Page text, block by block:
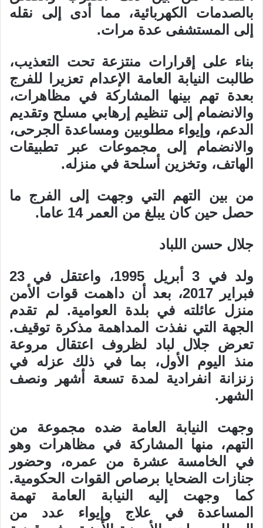
بالصدمات الكهربائية، مما أدى إلى نقله
إلى المستشفى عدة مرات.
بناء على إقرارات منتزعة تحت التعذيب،
طالبت النيابة العامة الإعدام تعزيرا للفرج
بعدة تهم بينها المشاركة في مظاهرات،
والانضمام إلى تنظيم إرهابي مسلح وتقديم
الدعم، وإيواء مطلوبين ومساعدة الجرحى،
والانضمام إلى مجموعات عبر تطبيقات
الهاتف، وتخزين أسلحة في منزله.
من بين التهم التي وجهت إلى الفرج ما
حصل حين كان يبلغ من العمر 14 عاما.
جلال حسن اللباد
ولد في 3 أبريل 1995، واعتقل في 23
فبراير 2017، بعد أن داهمت قوات الأمن
منزل عائلته في بلدة العوامية. لم تقدم
الجهة التي نفذت المداهمة مذكرة توقيف.
تعرض جلال لباد لظروف اعتقال مروعة
منذ اليوم الأول، بما في ذلك عزله في
زنزانة انفرادية لمدة تسعة أشهر ونصف
الشهر.
وجهت النيابة العامة ضده مجموعة من
التهم، منها المشاركة في مظاهرات وهو
في الخامسة عشرة من عمره، وحضور
جنازات الضحايا برصاص القوات الحكومية.
كما وجهت إليه النيابة العامة تهمة
المساعدة في علاج وإيواء عدد من